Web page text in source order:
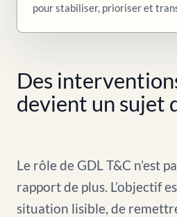
pour stabiliser, prioriser et
Des
devient un sujet
Le rôle de GDL T&C n’est
rapport de plus. L’objectif
situation lisible, de